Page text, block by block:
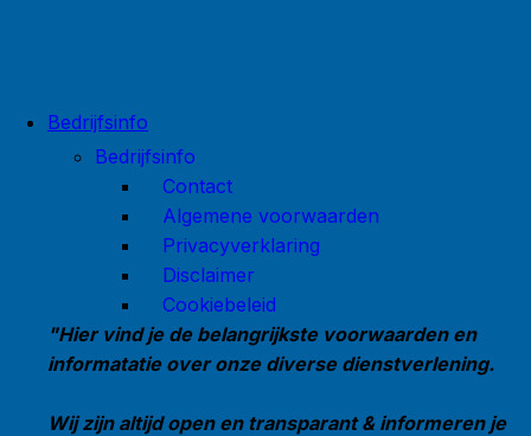
Bedrijfsinfo
Bedrijfsinfo
Contact
Algemene voorwaarden
Privacyverklaring
Disclaimer
Cookiebeleid
"Hier vind je de belangrijkste voorwaarden en
informatatie over onze diverse dienstverlening.
Wij zijn altijd open en transparant & informeren je